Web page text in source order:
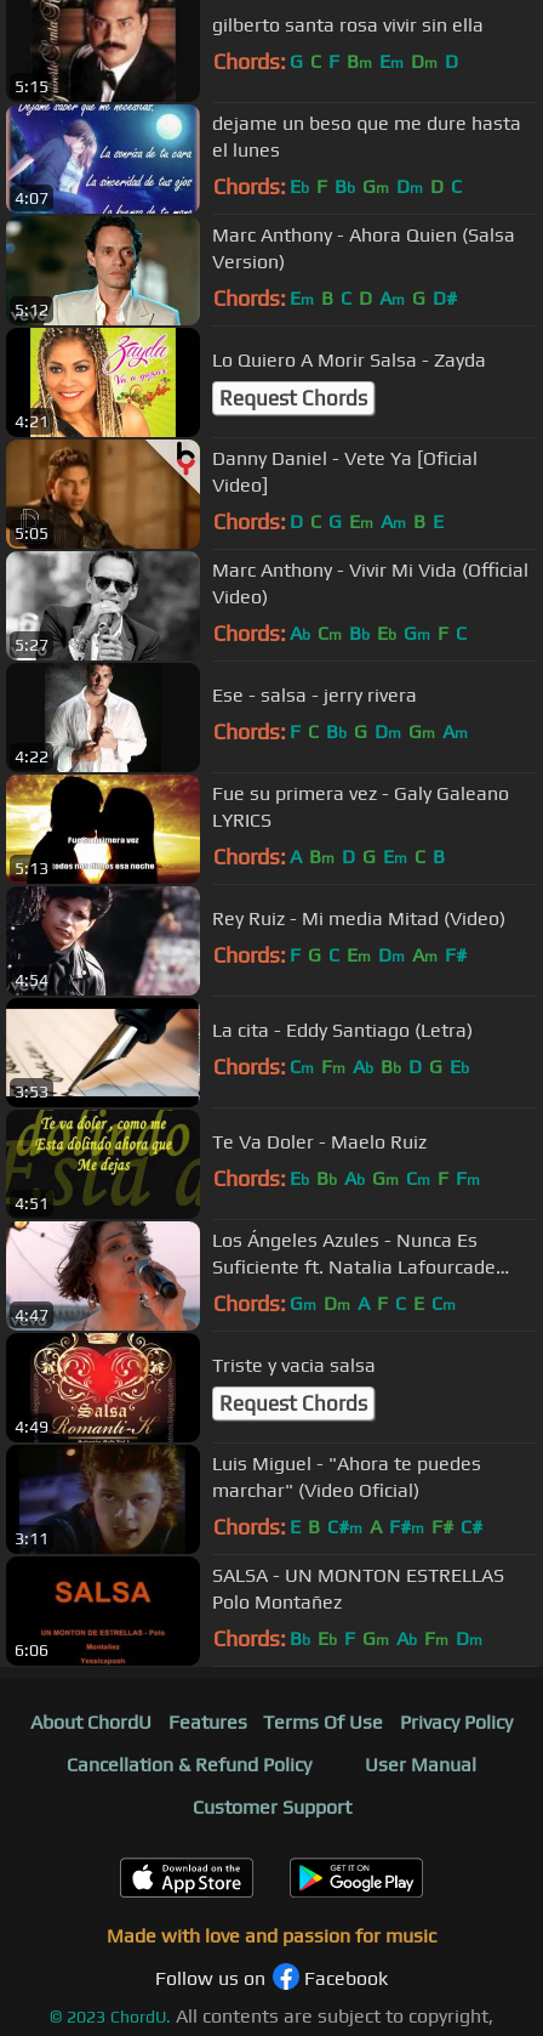
5:15
gilberto santa rosa vivir sin ella
Chords: G C F Bm Em Dm D
4:07
dejame un beso que me dure hasta
el lunes
Chords: Eb F Bb Gm Dm D C
5:12
Marc Anthony - Ahora Quien (Salsa
Version)
Chords: Em B C D Am G D#
4:21
Lo Quiero A Morir Salsa - Zayda
Request Chords
5:05
Danny Daniel - Vete Ya [Oficial
Video]
Chords: D C G Em Am B E
5:27
Marc Anthony - Vivir Mi Vida (Official
Video)
Chords: Ab Cm Bb Eb Gm F C
4:22
Ese - salsa - jerry rivera
Chords: F C Bb G Dm Gm Am
5:13
Fue su primera vez - Galy Galeano
LYRICS
Chords: A Bm D G Em C B
4:54
Rey Ruiz - Mi media Mitad (Video)
Chords: F G C Em Dm Am F#
3:53
La cita - Eddy Santiago (Letra)
Chords: Cm Fm Ab Bb D G Eb
4:51
Te Va Doler - Maelo Ruiz
Chords: Eb Bb Ab Gm Cm F Fm
4:47
Los Ángeles Azules - Nunca Es
Suficiente ft. Natalia Lafourcade
(Live)
Chords: Gm Dm A F C E Cm
4:49
Triste y vacia salsa
Request Chords
3:11
Luis Miguel - "Ahora te puedes
marchar" (Video Oficial)
Chords: E B C#m A F#m F# C#
6:06
SALSA - UN MONTON ESTRELLAS
Polo Montañez
Chords: Bb Eb F Gm Ab Fm Dm
About ChordU Features Terms Of Use
Privacy Policy
Cancellation & Refund Policy
User Manual
Customer Support
Made with love and passion for music
Follow us on
Facebook
© 2023 ChordU. All contents are subject to copyright,